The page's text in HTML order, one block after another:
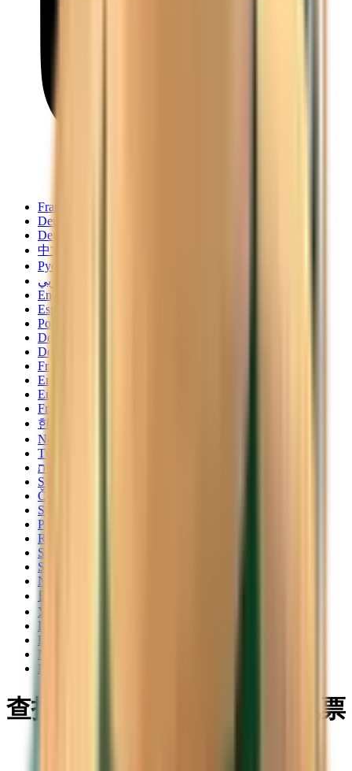
Français
Deutsch
Deutsch
中文
Русский
العربية/عربي
English
Español
Português
Deutsch
Deutsch
Français
English
English
Français
한국어
Norsk
Türkçe
עברית
Svenska
Čeština
Slovenčina
Polski
Română
Srpski
Suomi
Nederlands
日本語
Українська
Italiano
Български
Magyar
Dansk
查找前往 科马亚瓜 的低价机票